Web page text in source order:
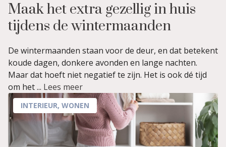
Maak het extra gezellig in huis
tijdens de wintermaanden
De wintermaanden staan voor de deur, en dat betekent
koude dagen, donkere avonden en lange nachten.
Maar dat hoeft niet negatief te zijn. Het is ook dé tijd
om het ... Lees meer
INTERIEUR, WONEN